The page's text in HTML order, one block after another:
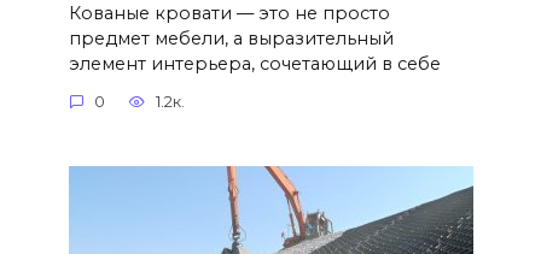
Кованые кровати — это не просто
предмет мебели, а выразительный
элемент интерьера, сочетающий в себе
0 1.2к.